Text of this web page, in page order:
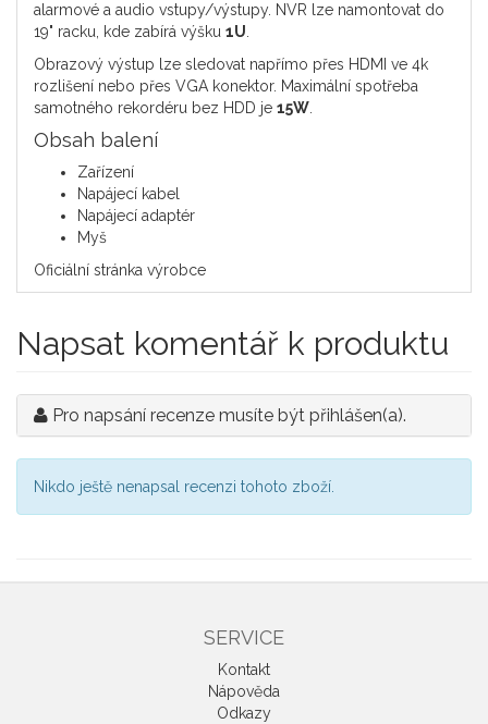
alarmové a audio vstupy/výstupy. NVR lze namontovat do
19" racku, kde zabírá výšku 1U
Obrazový výstup lze sledovat napřímo přes HDMI ve 4k
rozlišení nebo přes VGA konektor. Maximální spotřeba
samotného rekordéru bez HDD je 15W
Obsah balení
Zařízení
Napájecí kabel
Napájecí adaptér
Myš
Oficiální stránka výrobce
Napsat komentář k produktu
Pro napsání recenze musíte být přihlášen(a).
Nikdo ještě nenapsal recenzi tohoto zboží.
SERVICE
Kontakt
Nápověda
Odkazy